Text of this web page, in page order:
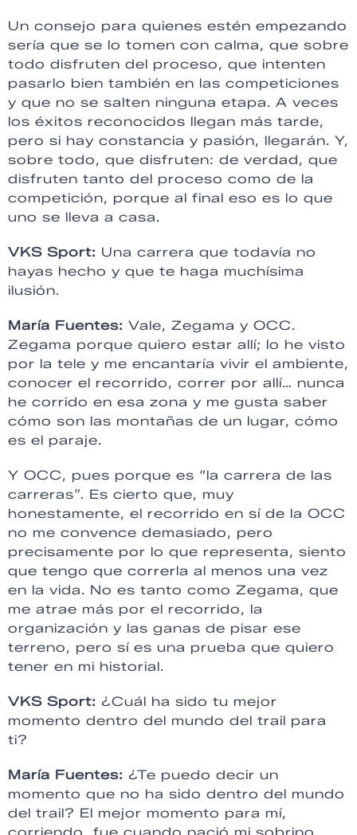
Un consejo para quienes estén empezando
sería que se lo tomen con calma, que sobre
todo disfruten del proceso, que intenten
pasarlo bien también en las competiciones
y que no se salten ninguna etapa. A veces
los éxitos reconocidos llegan más tarde,
pero si hay constancia y pasión, llegarán. Y,
sobre todo, que disfruten: de verdad, que
disfruten tanto del proceso como de la
competición, porque al final eso es lo que
uno se lleva a casa.
VKS Sport: Una carrera que todavía no
hayas hecho y que te haga muchísima
ilusión.
María Fuentes: Vale, Zegama y OCC.
Zegama porque quiero estar allí; lo he visto
por la tele y me encantaría vivir el ambiente,
conocer el recorrido, correr por allí… nunca
he corrido en esa zona y me gusta saber
cómo son las montañas de un lugar, cómo
es el paraje.
Y OCC, pues porque es “la carrera de las
carreras”. Es cierto que, muy
honestamente, el recorrido en sí de la OCC
no me convence demasiado, pero
precisamente por lo que representa, siento
que tengo que correrla al menos una vez
en la vida. No es tanto como Zegama, que
me atrae más por el recorrido, la
organización y las ganas de pisar ese
terreno, pero sí es una prueba que quiero
tener en mi historial.
VKS Sport: ¿Cuál ha sido tu mejor
momento dentro del mundo del trail para
ti?
María Fuentes: ¿Te puedo decir un
momento que no ha sido dentro del mundo
del trail? El mejor momento para mí,